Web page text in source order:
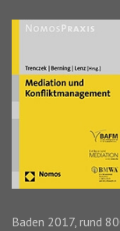
Baden 2017, rund